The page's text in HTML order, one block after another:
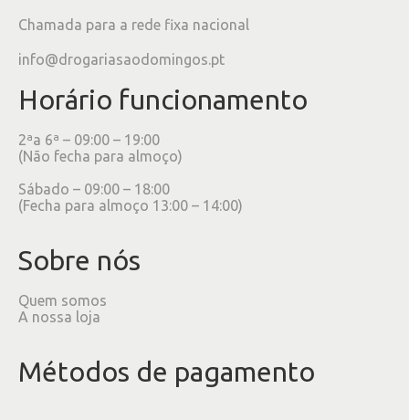
Chamada para a rede fixa nacional
info@drogariasaodomingos.pt
Horário funcionamento
2ªa 6ª – 09:00 – 19:00
(Não fecha para almoço)
Sábado – 09:00 – 18:00
(Fecha para almoço 13:00 – 14:00)
Sobre nós
Quem somos
A nossa loja
Métodos de pagamento